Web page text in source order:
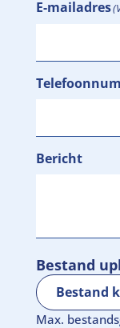
E-mailadres
Bericht
Bestand
Max.
Bestand